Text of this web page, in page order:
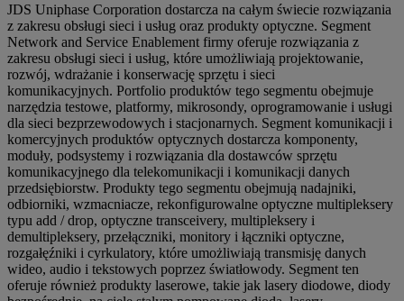
JDS Uniphase Corporation dostarcza na całym świecie rozwiązania
z zakresu obsługi sieci i usług oraz produkty optyczne. Segment
Network and Service Enablement firmy oferuje rozwiązania z
zakresu obsługi sieci i usług, które umożliwiają projektowanie,
rozwój, wdrażanie i konserwację sprzętu i sieci
komunikacyjnych. Portfolio produktów tego segmentu obejmuje
narzędzia testowe, platformy, mikrosondy, oprogramowanie i usługi
dla sieci bezprzewodowych i stacjonarnych. Segment komunikacji i
komercyjnych produktów optycznych dostarcza komponenty,
moduły, podsystemy i rozwiązania dla dostawców sprzętu
komunikacyjnego dla telekomunikacji i komunikacji danych
przedsiębiorstw. Produkty tego segmentu obejmują nadajniki,
odbiorniki, wzmacniacze, rekonfigurowalne optyczne multipleksery
typu add / drop, optyczne transceivery, multipleksery i
demultipleksery, przełączniki, monitory i łączniki optyczne,
rozgałęźniki i cyrkulatory, które umożliwiają transmisję danych
wideo, audio i tekstowych poprzez światłowody. Segment ten
oferuje również produkty laserowe, takie jak lasery diodowe, diody